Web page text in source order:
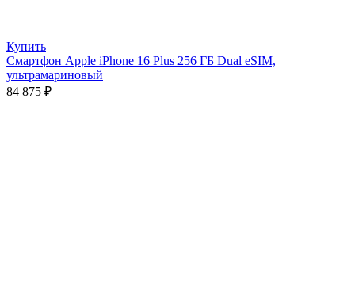
Купить
Смартфон Apple iPhone 16 Plus 256 ГБ Dual eSIM,
ультрамариновый
84 875 ₽